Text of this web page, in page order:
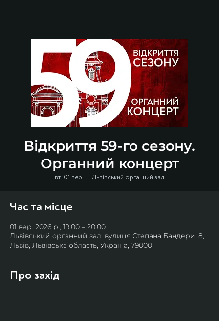
Відкриття 59-го сезону.
Органний концерт
вт, 01 вер.
  |
Львівський органний зал
Час та місце
01 вер. 2026 р., 19:00 – 20:00
Львівський органний зал, вулиця Степана Бандери, 8,
Львів, Львівська область, Україна, 79000
Про захід